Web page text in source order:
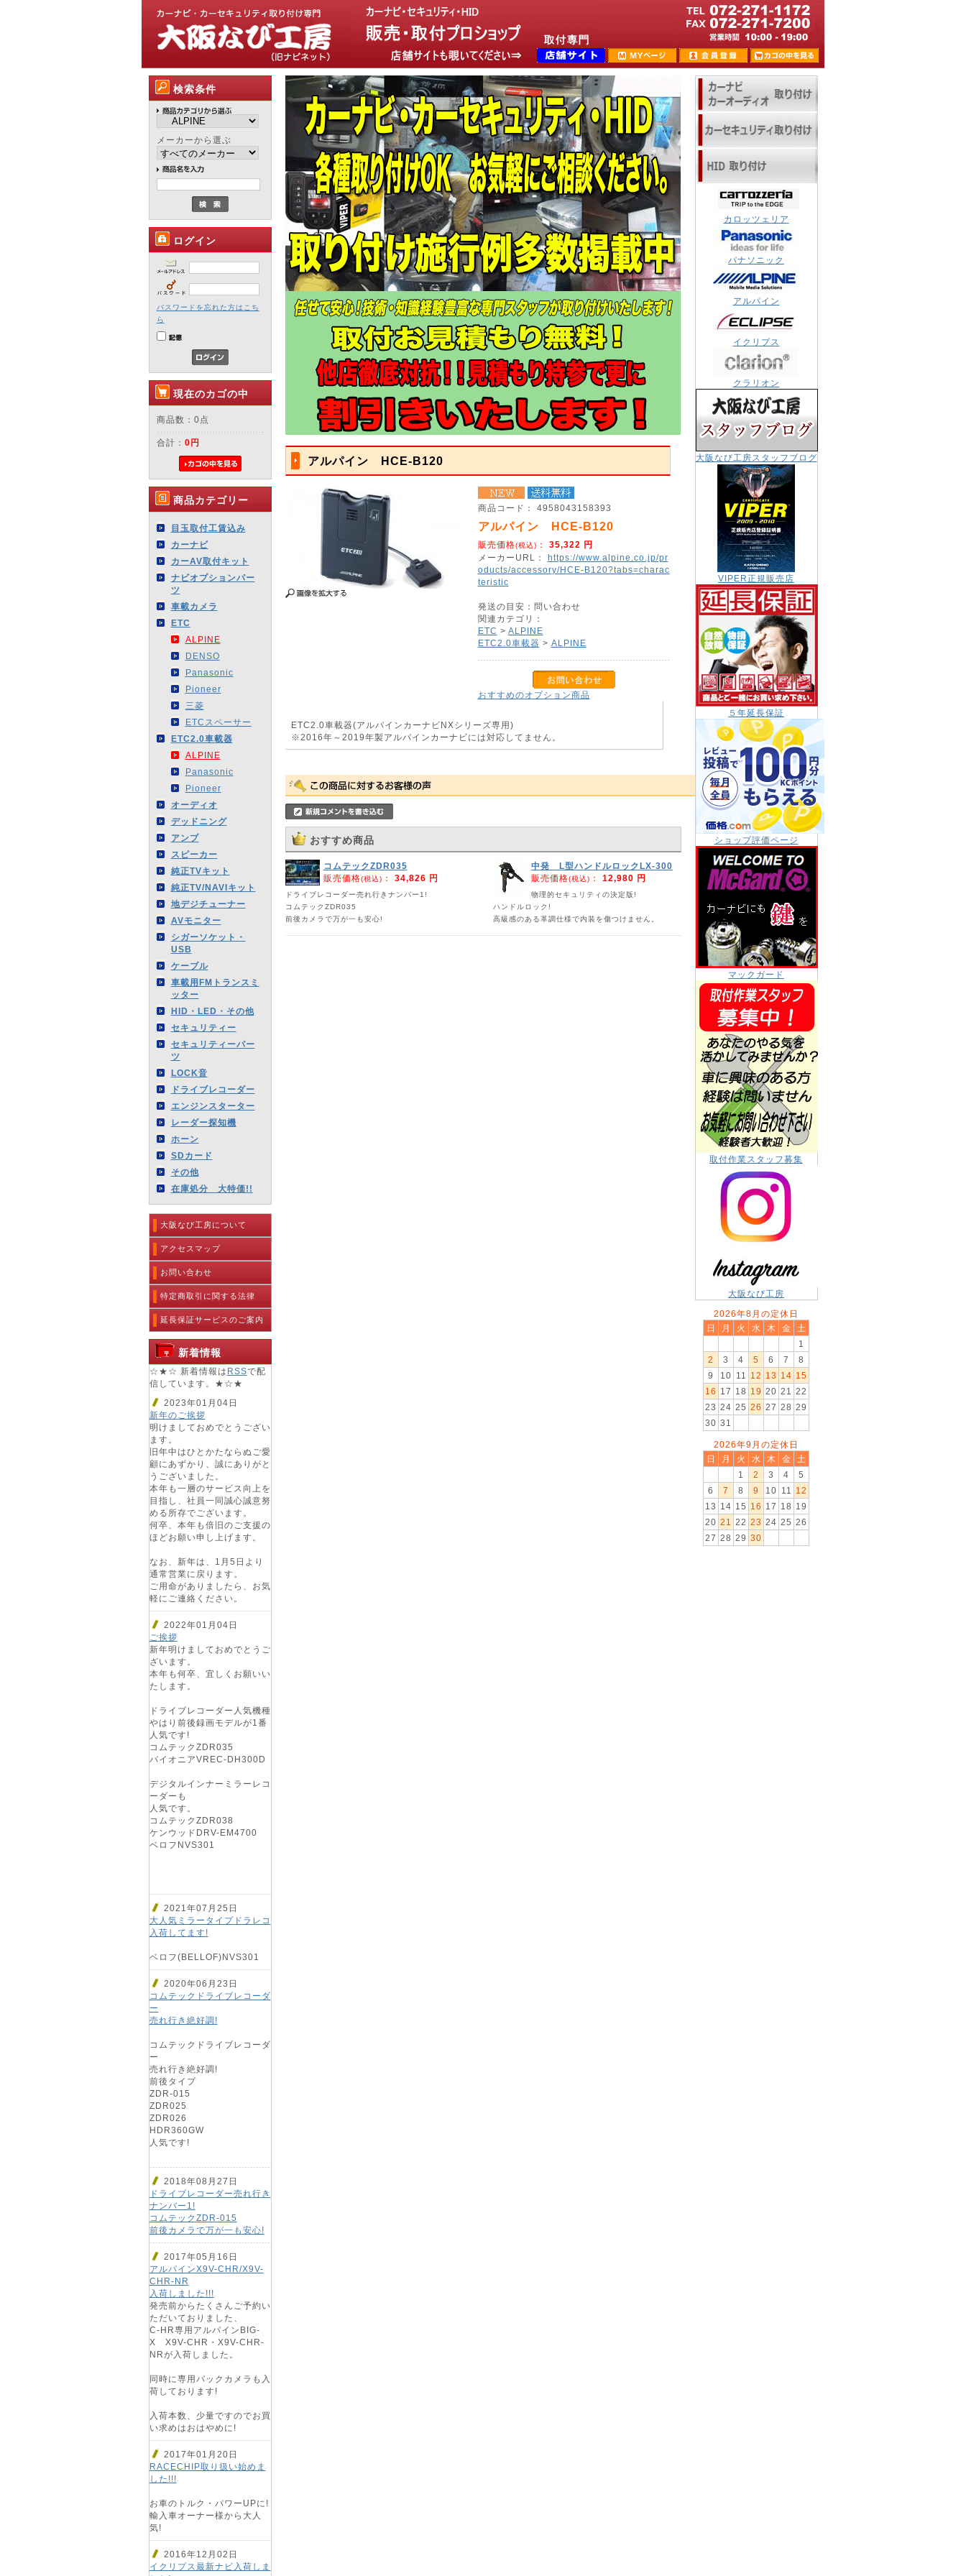
検索条件
メーカーから選ぶ
ログイン
パスワードを忘れた方はこち
ら
現在のカゴの中
商品数：0点
合計： 0円
商品カテゴリー
目玉取付工賃込み
カーナビ
カーAV取付キット
ナビオプションパー
ツ
車載カメラ
ETC
ALPINE
DENSO
Panasonic
Pioneer
三菱
ETCスペーサー
ETC2.0車載器
ALPINE
Panasonic
Pioneer
オーディオ
デッドニング
アンプ
スピーカー
純正TVキット
純正TV/NAVIキット
地デジチューナー
AVモニター
シガーソケット・
USB
ケーブル
車載用FMトランスミ
ッター
HID・LED・その他
セキュリティー
セキュリティーパー
ツ
LOCK音
ドライブレコーダー
エンジンスターター
レーダー探知機
ホーン
SDカード
その他
在庫処分 大特価!!
大阪なび工房について
アクセスマップ
お問い合わせ
特定商取引に関する法律
延長保証サービスのご案内
新着情報
☆★☆ 新着情報は RSSで配
信しています。★☆★
2023年01月04日
新年のご挨拶
明けましておめでとうござい
ます。
旧年中はひとかたならぬご愛
顧にあずかり、誠にありがと
うございました。
本年も一層のサービス向上を
目指し、社員一同誠心誠意努
める所存でございます。
何卒、本年も倍旧のご支援の
ほどお願い申し上げます。
なお、新年は、1月5日より
通常営業に戻ります。
ご用命がありましたら、お気
軽にご連絡ください。
2022年01月04日
ご挨拶
新年明けましておめでとうご
ざいます。
本年も何卒、宜しくお願いい
たします。
ドライブレコーダー人気機種
やはり前後録画モデルが1番
人気です!
コムテックZDR035
パイオニアVREC-DH300D
デジタルインナーミラーレコ
ーダーも
人気です。
コムテックZDR038
ケンウッドDRV-EM4700
ベロフNVS301
2021年07月25日
大人気ミラータイプドラレコ
入荷してます!
ベロフ(BELLOF)NVS301
2020年06月23日
コムテックドライブレコーダ
ー
売れ行き絶好調!
コムテックドライブレコーダ
ー
売れ行き絶好調!
前後タイプ
ZDR-015
ZDR025
ZDR026
HDR360GW
人気です!
2018年08月27日
ドライブレコーダー売れ行き
ナンバー1!
コムテックZDR-015
前後カメラで万が一も安心!
2017年05月16日
アルパインX9V-CHR/X9V-
CHR-NR
入荷しました!!!
発売前からたくさんご予約い
ただいておりました、
C-HR専用アルパインBIG-
X X9V-CHR・X9V-CHR-
NRが入荷しました。
同時に専用バックカメラも入
荷しております!
入荷本数、少量ですのでお買
い求めはおはやめに!
2017年01月20日
RACECHIP取り扱い始めま
した!!!
お車のトルク・パワーUPに!
輸入車オーナー様から大人
気!
2016年12月02日
イクリプス最新ナビ入荷しま
アルパイン HCE-B120
商品コード： 4958043158393
アルパイン HCE-B120
販売価格(税込) ： 35,322 円
メーカーURL： https://www.alpine.co.jp/pr
oducts/accessory/HCE-B120?tabs=charac
teristic
発送の目安：問い合わせ
関連カテゴリ：
ETC > ALPINE
ETC2.0車載器 > ALPINE
おすすめのオプション商品
ETC2.0車載器(アルパインカーナビNXシリーズ専用)
※2016年～2019年製アルパインカーナビには対応してません。
おすすめ商品
コムテックZDR035
販売価格(税込) ： 34,826 円
ドライブレコーダー売れ行きナンバー1!
コムテックZDR035
前後カメラで万が一も安心!
中発 L型ハンドルロックLX-300
販売価格(税込) ： 12,980 円
物理的セキュリティの決定版!
ハンドルロック!
高級感のある革調仕様で内装を傷つけません。
カロッツェリア
パナソニック
アルパイン
イクリプス
クラリオン
大阪なび工房スタッフブログ
VIPER正規販売店
５年延長保証
ショップ評価ページ
マックガード
取付作業スタッフ募集
大阪なび工房
2026年8月の定休日
日
月 火 水 木 金
土
1
2
3 4 5 6 7
8
9
10 11 12 13 14 15
16
17 18 19 20 21
22
23 24 25 26 27 28 29
30 31
2026年9月の定休日
日
月 火 水 木 金
土
1
2 3 4
5
6
7 8 9 10 11
12
13
14 15 16 17 18
19
20 21 22 23 24 25 26
27 28 29 30